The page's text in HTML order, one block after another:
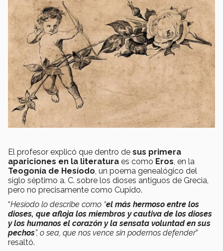
El profesor explicó que dentro de sus primera
apariciones en la literatura es como Eros, en la
Teogonía de Hesíodo, un poema genealógico del
siglo séptimo a. C. sobre los dioses antiguos de Grecia,
pero no precisamente como Cupido.
“Hesíodo lo describe como “el más hermoso entre los
dioses, que afloja los miembros y cautiva de los dioses
y los humanos el corazón y la sensata voluntad en sus
pechos”, o sea, que nos vence sin podernos defender”
resaltó.